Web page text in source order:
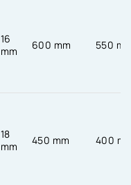
16
mm
600 mm 550
18
mm
450 mm 400